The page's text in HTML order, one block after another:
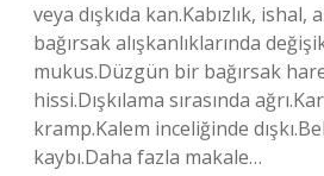
veya dışkıda kan.Kabızlık, ishal,
bağırsak alışkanlıklarında
mukus.Düzgün bir bağırsak
hissi.Dışkılama sırasında
kramp.Kalem inceliğinde
kaybı.Daha fazla makale…